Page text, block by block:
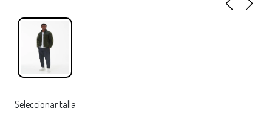
Seleccionar talla